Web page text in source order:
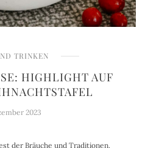
TRINKEN
HIGHLIGHT AUF U
2023
der Bräuche und Traditionen.